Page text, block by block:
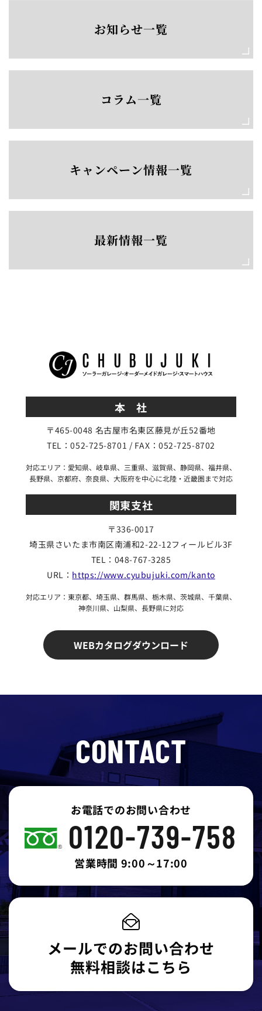
お知らせ一覧
コラム一覧
キャンペーン情報一覧
最新情報一覧
本 社
〒465-0048 名古屋市名東区藤見が丘52番地
TEL：052-725-8701 / FAX：052-725-8702
対応エリア：愛知県、岐阜県、三重県、滋賀県、静岡県、福井県、
長野県、京都府、奈良県、大阪府を中心に北陸・近畿圏まで対応
関東支社
〒336-0017
埼玉県さいたま市南区南浦和2-22-12フィールビル3F
TEL：048-767-3285
URL： https://www.cyubujuki.com/kanto
対応エリア：東京都、埼玉県、群馬県、栃木県、茨城県、千葉県、
神奈川県、山梨県、長野県に対応
WEBカタログダウンロード
CONTACT
お電話でのお問い合わせ
0120-739-758
営業時間 9:00～17:00
メールでのお問い合わせ
無料相談はこちら